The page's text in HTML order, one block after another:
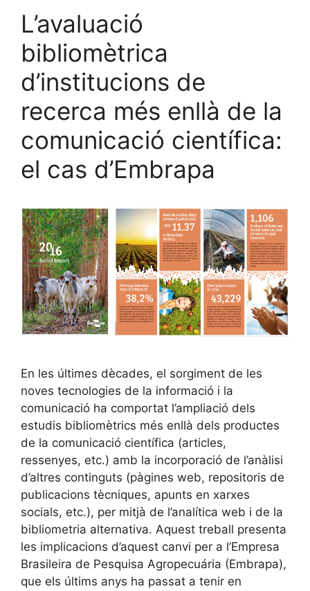
L’avaluació
bibliomètrica
d’institucions de
recerca més enllà de la
comunicació científica:
el cas d’Embrapa
En les últimes dècades, el sorgiment de les
noves tecnologies de la informació i la
comunicació ha comportat l’ampliació dels
estudis bibliomètrics més enllà dels productes
de la comunicació científica (articles,
ressenyes, etc.) amb la incorporació de l’anàlisi
d’altres continguts (pàgines web, repositoris de
publicacions tècniques, apunts en xarxes
socials, etc.), per mitjà de l’analítica web i de la
bibliometria alternativa. Aquest treball presenta
les implicacions d’aquest canvi per a l’Empresa
Brasileira de Pesquisa Agropecuária (Embrapa),
que els últims anys ha passat a tenir en